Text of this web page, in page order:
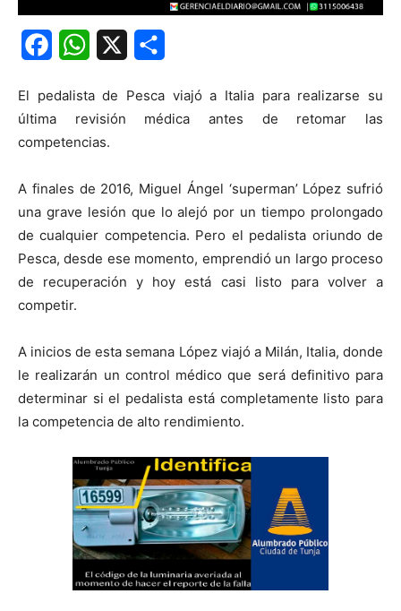
FacebookWhatsApp
El pedalista de Pesca viajó a Italia para realizarse su
última revisión médica antes de retomar las
competencias.
A finales de 2016, Miguel Ángel ‘superman’ López sufrió
una grave lesión que lo alejó por un tiempo prolongado
de cualquier competencia. Pero el pedalista oriundo de
Pesca, desde ese momento, emprendió un largo proceso
de recuperación y hoy está casi listo para volver a
competir.
A inicios de esta semana López viajó a Milán, Italia, donde
le realizarán un control médico que será definitivo para
determinar si el pedalista está completamente listo para
la competencia de alto rendimiento.